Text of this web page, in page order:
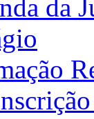
da